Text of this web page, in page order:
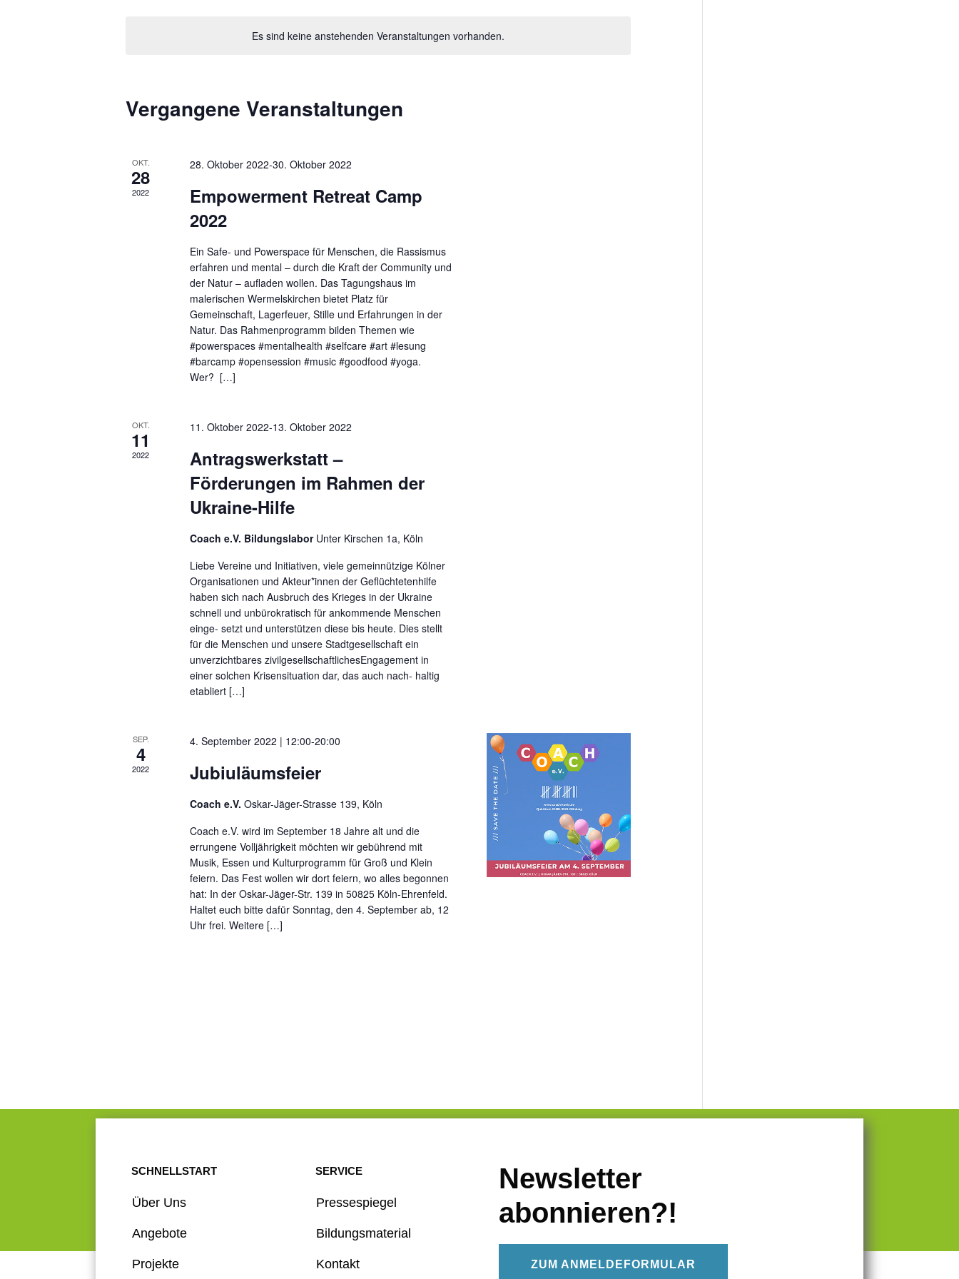
Es sind keine anstehenden Veranstaltungen vorhanden.
Vergangene Veranstaltungen
OKT.
28
2022
28. Oktober 2022-30. Oktober 2022
Empowerment Retreat Camp
2022
Ein Safe- und Powerspace für Menschen, die Rassismus
erfahren und mental – durch die Kraft der Community und
der Natur – aufladen wollen. Das Tagungshaus im
malerischen Wermelskirchen bietet Platz für
Gemeinschaft, Lagerfeuer, Stille und Erfahrungen in der
Natur. Das Rahmenprogramm bilden Themen wie
#powerspaces #mentalhealth #selfcare #art #lesung
#barcamp #opensession #music #goodfood #yoga.
Wer? […]
OKT.
11
2022
11. Oktober 2022-13. Oktober 2022
Antragswerkstatt –
Förderungen im Rahmen der
Ukraine-Hilfe
Coach e.V. Bildungslabor Unter Kirschen 1a, Köln
Liebe Vereine und Initiativen, viele gemeinnützige Kölner
Organisationen und Akteur*innen der Geflüchtetenhilfe
haben sich nach Ausbruch des Krieges in der Ukraine
schnell und unbürokratisch für ankommende Menschen
einge- setzt und unterstützen diese bis heute. Dies stellt
für die Menschen und unsere Stadtgesellschaft ein
unverzichtbares zivilgesellschaftlichesEngagement in
einer solchen Krisensituation dar, das auch nach- haltig
etabliert […]
SEP.
4
2022
4. September 2022 | 12:00-20:00
Jubiuläumsfeier
Coach e.V.Oskar-Jäger-Strasse 139, Köln
Coach e.V. wird im September 18 Jahre alt und die
errungene Volljährigkeit möchten wir gebührend mit
Musik, Essen und Kulturprogramm für Groß und Klein
feiern. Das Fest wollen wir dort feiern, wo alles begonnen
hat: In der Oskar-Jäger-Str. 139 in 50825 Köln-Ehrenfeld.
Haltet euch bitte dafür Sonntag, den 4. September ab, 12
Uhr frei. Weitere […]
SCHNELLSTART
Über Uns
Angebote
Projekte
SERVICE
Pressespiegel
Bildungsmaterial
Kontakt
Newsletter
abonnieren?!
ZUM ANMELDEFORMULAR